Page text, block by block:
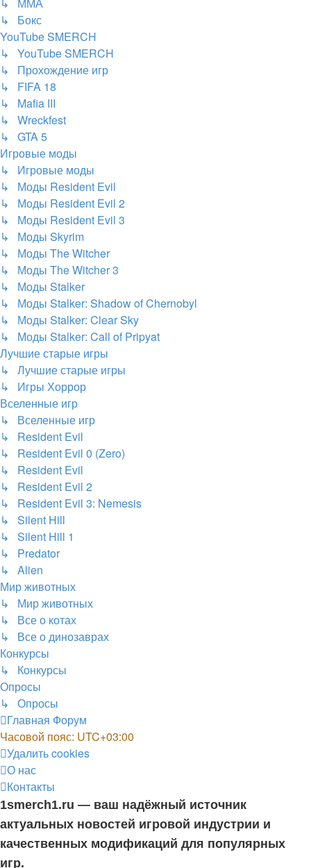
↳ Бокс
YouTube SMERCH
↳ YouTube SMERCH
↳ Прохождение игр
↳ FIFA 18
↳ Mafia III
↳ Wreckfest
↳ GTA 5
Игровые моды
↳ Игровые моды
↳ Моды Resident Evil
↳ Моды Resident Evil 2
↳ Моды Resident Evil 3
↳ Моды Skyrim
↳ Моды The Witcher
↳ Моды The Witcher 3
↳ Моды Stalker
↳ Моды Stalker: Shadow of Chernobyl
↳ Моды Stalker: Clear Sky
↳ Моды Stalker: Call of Pripyat
Лучшие старые игры
↳ Лучшие старые игры
↳ Игры Хоррор
Вселенные игр
↳ Вселенные игр
↳ Resident Evil
↳ Resident Evil 0 (Zero)
↳ Resident Evil
↳ Resident Evil 2
↳ Resident Evil 3: Nemesis
↳ Silent Hill
↳ Silent Hill 1
↳ Predator
↳ Alien
Мир животных
↳ Мир животных
↳ Все о котах
↳ Все о динозаврах
Конкурсы
↳ Конкурсы
Опросы
↳ Опросы
Главная Форум
Часовой пояс: UTC+03:00
Удалить cookies
О нас
Контакты
1smerch1.ru — ваш надёжный источник
актуальных новостей игровой индустрии и
качественных модификаций для популярных
игр.